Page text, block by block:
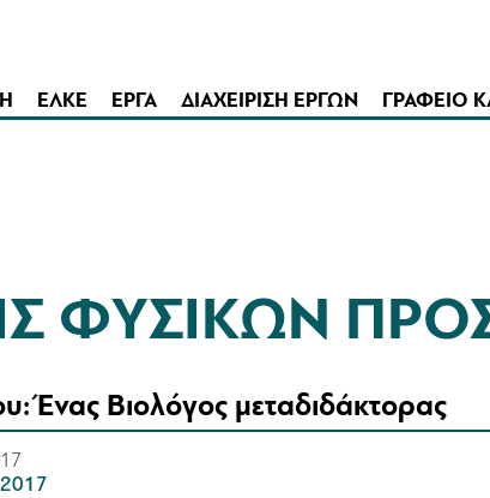
ΕΛΚΕ ΕΡΓΑ ΔΙΑΧΕΙΡΙΣΗ ΕΡΓΩΝ ΓΡΑΦΕΙΟ
ΦΥΣΙΚΩΝ
Ένας Βιολόγος μεταδιδάκτορας